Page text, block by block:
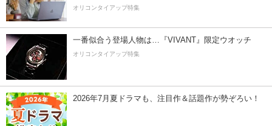
オリコンタイアップ特集
一番似合う登場人物は…『VIVANT』限定ウオッチ
オリコンタイアップ特集
2026年7月夏ドラマも、注目作＆話題作が勢ぞろい！